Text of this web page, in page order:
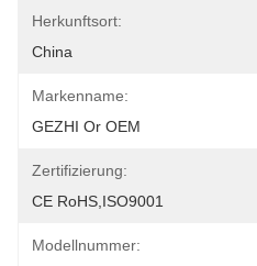
Herkunftsort:
China
Markenname:
GEZHI Or OEM
Zertifizierung:
CE RoHS,ISO9001
Modellnummer: